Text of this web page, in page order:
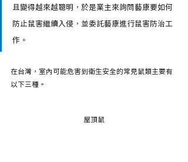
且變得越來越聰明，於是業主來詢問藝康要如何
防止鼠害繼續入侵，並委託藝康進行鼠害防治工
作。
在台灣，室內可能危害到衛生安全的常見鼠類主要有
以下三種。
屋頂鼠